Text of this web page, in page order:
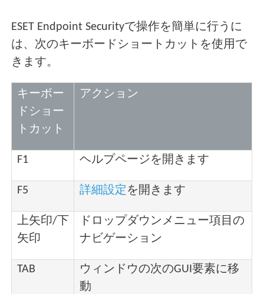
ESET Endpoint Securityで操作を簡単に行うに
は、次のキーボードショートカットを使用で
きます。
キーボー
ドショー
トカット
アクション
F1 ヘルプページを開きます
F5 詳細設定 を開きます
上矢印/下
矢印
ドロップダウンメニュー項目の
ナビゲーション
TAB
ウィンドウの次のGUI要素に移
動